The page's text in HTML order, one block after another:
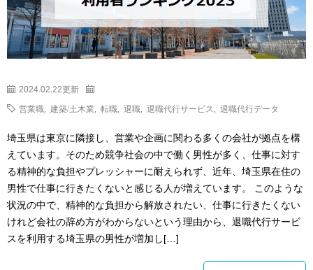
2024.02.22更新
営業職 建築/土木業 転職 退職 退職代行サービス 退職代行データ
埼玉県は東京に隣接し、営業や企画に関わる多くの会社が拠点を構
えています。そのため競争社会の中で働く男性が多く、仕事に対す
る精神的な負担やプレッシャーに耐えられず、近年、埼玉県在住の
男性で仕事に行きたくないと感じる人が増えています。 このような
状況の中で、精神的な負担から解放されたい、仕事に行きたくない
けれど会社の辞め方がわからないという理由から、退職代行サービ
スを利用する埼玉県の男性が増加し[…]